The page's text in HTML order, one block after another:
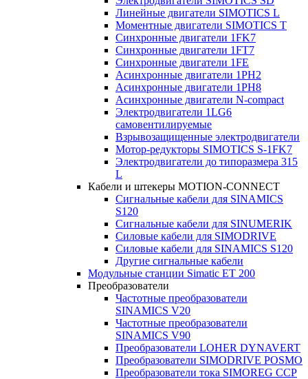
Линейные двигатели SIMOTICS L
Моментные двигатели SIMOTICS T
Синхронные двигатели 1FK7
Синхронные двигатели 1FT7
Синхронные двигатели 1FE
Асинхронные двигатели 1PH2
Асинхронные двигатели 1PH8
Асинхронные двигатели N-compact
Электродвигатели 1LG6
cамовентилируемые
Взрывозащищенные электродвигатели
Мотор-редукторы SIMOTICS S-1FK7
Электродвигатели до типоразмера 315
L
Кабели и штекеры MOTION-CONNECT
Сигнальные кабели для SINAMICS
S120
Сигнальные кабели для SINUMERIK
Силовые кабели для SIMODRIVE
Силовые кабели для SINAMICS S120
Другие сигнальные кабели
Модульные станции Simatic ET 200
Преобразователи
Частотные преобразователи
SINAMICS V20
Частотные преобразователи
SINAMICS V90
Преобразователи LOHER DYNAVERT
Преобразователи SIMODRIVE POSMO
Преобразователи тока SIMOREG CCP